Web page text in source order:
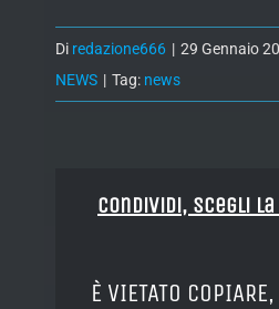
Di redazione666 | 29 Gennaio
NEWS | Tag: news
Condividi, Scegli
È VIETATO